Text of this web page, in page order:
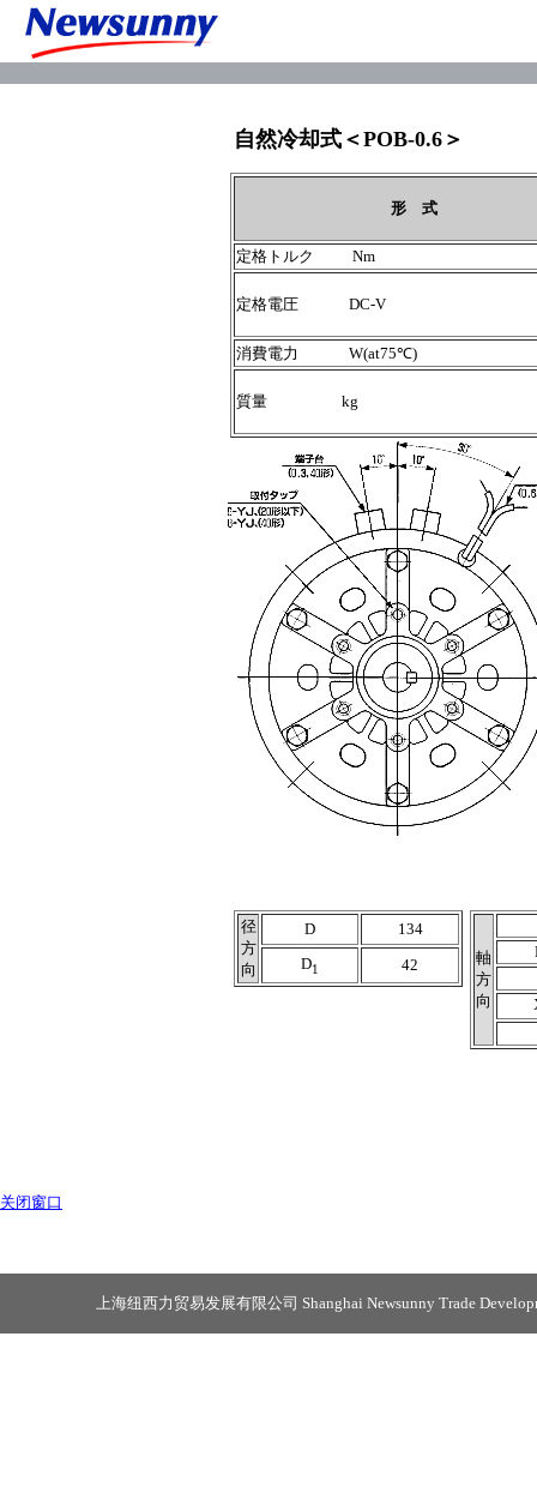
自然冷却式＜POB-0.6＞
形 式
定格トルク Nm
定格電圧 DC-V
消費電力 W(at75℃)
質量 kg
径
方
向
D
134
D1 42
軸
方
向
关闭窗口
上海纽西力贸易发展有限公司 Shanghai Newsunny Trade